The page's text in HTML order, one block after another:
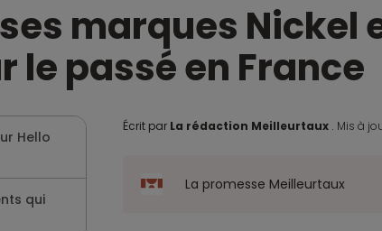
ses marques
le passé en France
Hello
qui
Écrit par La rédaction Meilleurtaux . Mis à
La promesse Meilleurtaux